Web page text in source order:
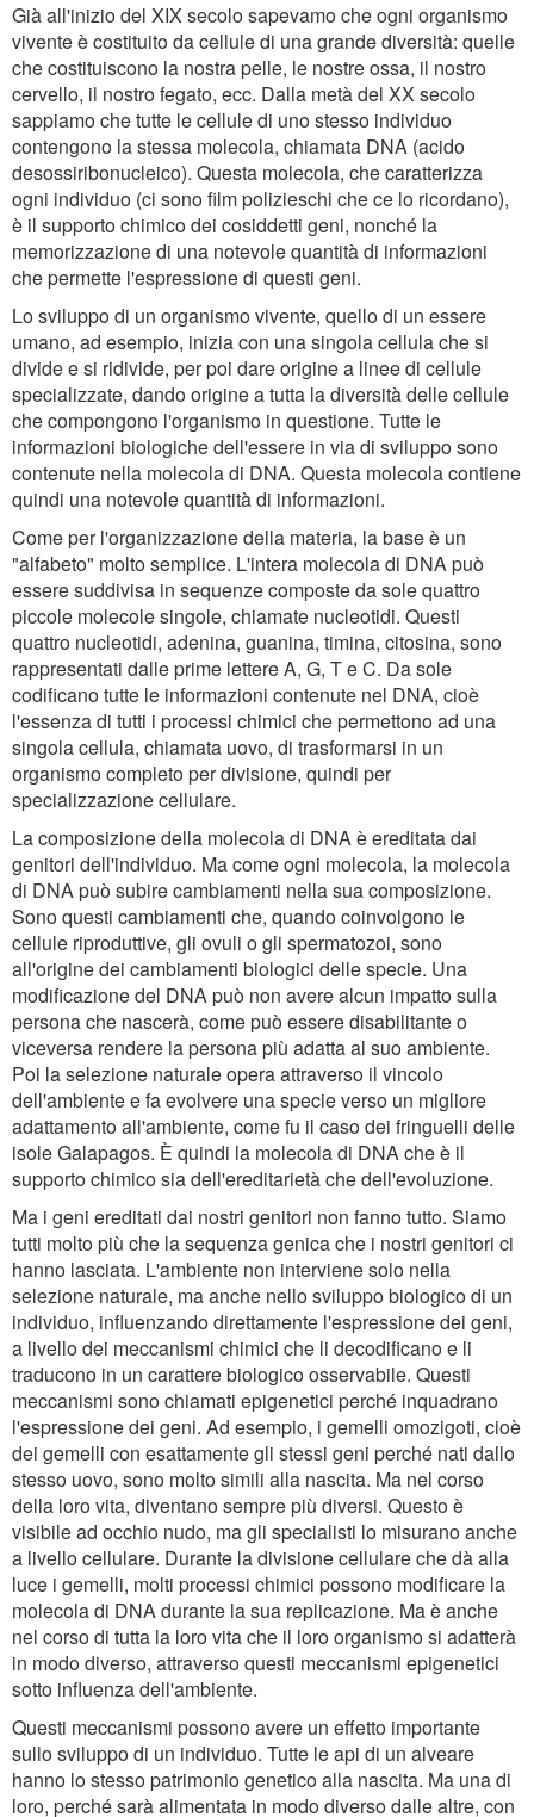
Già all'inizio del XIX secolo sapevamo che ogni organismo
vivente è costituito da cellule di una grande diversità: quelle
che costituiscono la nostra pelle, le nostre ossa, il nostro
cervello, il nostro fegato, ecc. Dalla metà del XX secolo
sappiamo che tutte le cellule di uno stesso individuo
contengono la stessa molecola, chiamata DNA (acido
desossiribonucleico). Questa molecola, che caratterizza
ogni individuo (ci sono film polizieschi che ce lo ricordano),
è il supporto chimico dei cosiddetti geni, nonché la
memorizzazione di una notevole quantità di informazioni
che permette l'espressione di questi geni.
Lo sviluppo di un organismo vivente, quello di un essere
umano, ad esempio, inizia con una singola cellula che si
divide e si ridivide, per poi dare origine a linee di cellule
specializzate, dando origine a tutta la diversità delle cellule
che compongono l'organismo in questione. Tutte le
informazioni biologiche dell'essere in via di sviluppo sono
contenute nella molecola di DNA. Questa molecola contiene
quindi una notevole quantità di informazioni.
Come per l'organizzazione della materia, la base è un
"alfabeto" molto semplice. L'intera molecola di DNA può
essere suddivisa in sequenze composte da sole quattro
piccole molecole singole, chiamate nucleotidi. Questi
quattro nucleotidi, adenina, guanina, timina, citosina, sono
rappresentati dalle prime lettere A, G, T e C. Da sole
codificano tutte le informazioni contenute nel DNA, cioè
l'essenza di tutti i processi chimici che permettono ad una
singola cellula, chiamata uovo, di trasformarsi in un
organismo completo per divisione, quindi per
specializzazione cellulare.
La composizione della molecola di DNA è ereditata dai
genitori dell'individuo. Ma come ogni molecola, la molecola
di DNA può subire cambiamenti nella sua composizione.
Sono questi cambiamenti che, quando coinvolgono le
cellule riproduttive, gli ovuli o gli spermatozoi, sono
all'origine dei cambiamenti biologici delle specie. Una
modificazione del DNA può non avere alcun impatto sulla
persona che nascerà, come può essere disabilitante o
viceversa rendere la persona più adatta al suo ambiente.
Poi la selezione naturale opera attraverso il vincolo
dell'ambiente e fa evolvere una specie verso un migliore
adattamento all'ambiente, come fu il caso dei fringuelli delle
isole Galapagos. È quindi la molecola di DNA che è il
supporto chimico sia dell'ereditarietà che dell'evoluzione.
Ma i geni ereditati dai nostri genitori non fanno tutto. Siamo
tutti molto più che la sequenza genica che i nostri genitori ci
hanno lasciata. L'ambiente non interviene solo nella
selezione naturale, ma anche nello sviluppo biologico di un
individuo, influenzando direttamente l'espressione dei geni,
a livello dei meccanismi chimici che li decodificano e li
traducono in un carattere biologico osservabile. Questi
meccanismi sono chiamati epigenetici perché inquadrano
l'espressione dei geni. Ad esempio, i gemelli omozigoti, cioè
dei gemelli con esattamente gli stessi geni perché nati dallo
stesso uovo, sono molto simili alla nascita. Ma nel corso
della loro vita, diventano sempre più diversi. Questo è
visibile ad occhio nudo, ma gli specialisti lo misurano anche
a livello cellulare. Durante la divisione cellulare che dà alla
luce i gemelli, molti processi chimici possono modificare la
molecola di DNA durante la sua replicazione. Ma è anche
nel corso di tutta la loro vita che il loro organismo si adatterà
in modo diverso, attraverso questi meccanismi epigenetici
sotto influenza dell'ambiente.
Questi meccanismi possono avere un effetto importante
sullo sviluppo di un individuo. Tutte le api di un alveare
hanno lo stesso patrimonio genetico alla nascita. Ma una di
loro, perché sarà alimentata in modo diverso dalle altre, con